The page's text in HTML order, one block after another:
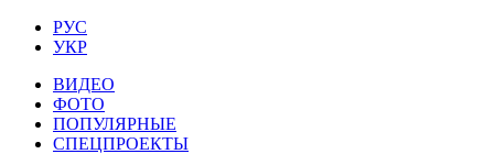
РУС
УКР
ВИДЕО
ФОТО
ПОПУЛЯРНЫЕ
СПЕЦПРОЕКТЫ